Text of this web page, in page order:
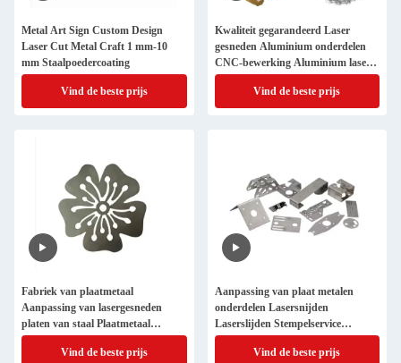
Metal Art Sign Custom Design
Laser Cut Metal Craft 1 mm-10
mm Staalpoedercoating
Vind de beste prijs
Kwaliteit gegarandeerd Laser
gesneden Aluminium onderdelen
CNC-bewerking Aluminium laser
gesneden plaat Metalen onderdelen
Metalen wandkunst
Vind de beste prijs
Fabriek van plaatmetaal
Aanpassing van lasergesneden
platen van staal Plaatmetaal
kunstontwerp Lasersnijonderdelen
Vind de beste prijs
Aanpassing van plaat metalen
onderdelen Lasersnijden
Laserslijden Stempelservice
Roestvrij staal Plaat metalen punch
verwerkingVind de beste prijs